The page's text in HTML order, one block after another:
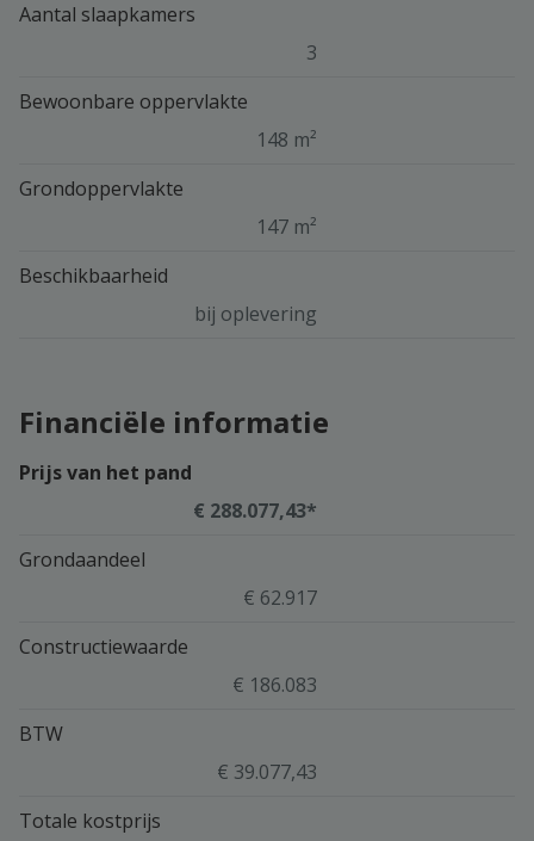
Aantal slaapkamers
3
Bewoonbare oppervlakte
148 m²
Grondoppervlakte
147 m²
Beschikbaarheid
bij oplevering
Financiële informatie
Prijs van het pand
€ 288.077,43*
Grondaandeel
€ 62.917
Constructiewaarde
€ 186.083
BTW
€ 39.077,43
Totale kostprijs